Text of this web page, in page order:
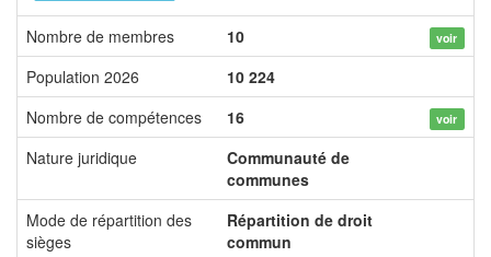
Nombre de membres 10 voir
Population 2026
10 224
Nombre de compétences
16 voir
Nature juridique
Communauté de
communes
Mode de répartition des
sièges
Répartition de droit
commun